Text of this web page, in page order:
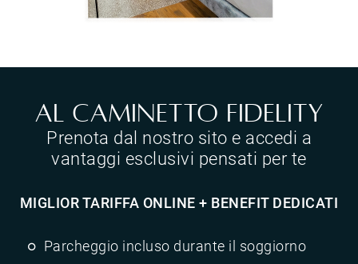
Al Caminetto Fidelity
Prenota dal nostro sito e accedi a
vantaggi esclusivi pensati per te
MIGLIOR TARIFFA ONLINE + BENEFIT DEDICATI
Parcheggio incluso durante il soggiorno